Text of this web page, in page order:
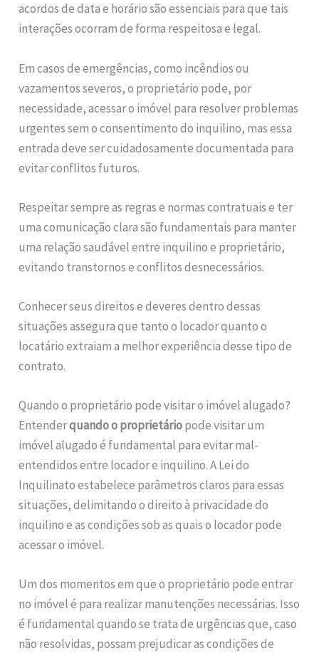
acordos de data e horário são essenciais para que tais
interações ocorram de forma respeitosa e legal.
Em casos de emergências, como incêndios ou
vazamentos severos, o proprietário pode, por
necessidade, acessar o imóvel para resolver problemas
urgentes sem o consentimento do inquilino, mas essa
entrada deve ser cuidadosamente documentada para
evitar conflitos futuros.
Respeitar sempre as regras e normas contratuais e ter
uma comunicação clara são fundamentais para manter
uma relação saudável entre inquilino e proprietário,
evitando transtornos e conflitos desnecessários.
Conhecer seus direitos e deveres dentro dessas
situações assegura que tanto o locador quanto o
locatário extraiam a melhor experiência desse tipo de
contrato.
Quando o proprietário pode visitar o imóvel alugado?
Entenderquando o proprietáriopode visitar um
imóvel alugado é fundamental para evitar mal-
entendidos entre locador e inquilino. A Lei do
Inquilinato estabelece parâmetros claros para essas
situações, delimitando o direito à privacidade do
inquilino e as condições sob as quais o locador pode
acessar o imóvel.
Um dos momentos em que o proprietário pode entrar
no imóvel é para realizar manutenções necessárias. Isso
é fundamental quando se trata de urgências que, caso
não resolvidas, possam prejudicar as condições de